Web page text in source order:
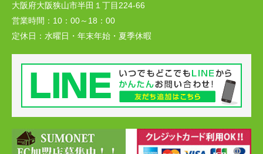
大阪府大阪狭山市半田１丁目224-66
営業時間： 10：00～18：00
定休日： 水曜日・年末年始・夏季休暇